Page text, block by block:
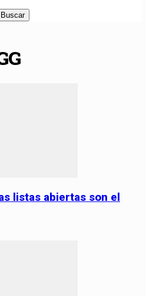
listas abiertas son el